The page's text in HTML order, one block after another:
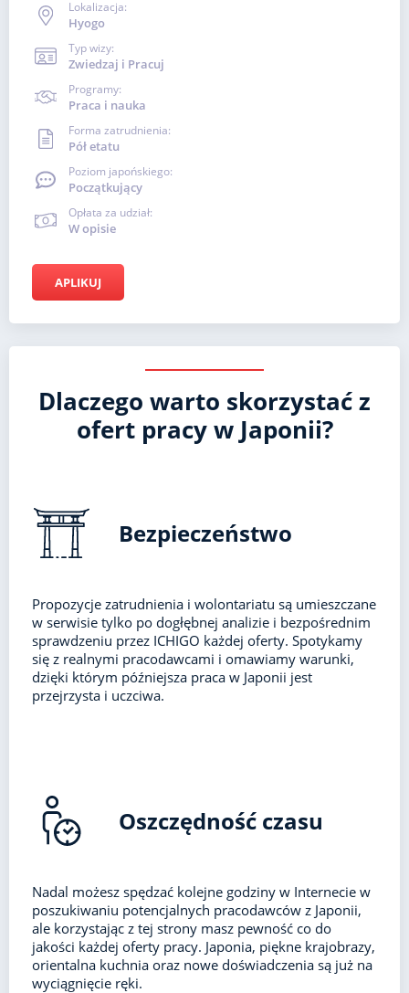
Lokalizacja:
Hyogo
Typ wizy:
Zwiedzaj i Pracuj
Programy:
Praca i nauka
Forma zatrudnienia:
Pół etatu
Poziom japońskiego:
Początkujący
Opłata za udział:
W opisie
APLIKUJ
Dlaczego warto skorzystać z
ofert pracy w Japonii?
Bezpieczeństwo
Propozycje zatrudnienia i wolontariatu są umieszczane
w serwisie tylko po dogłębnej analizie i bezpośrednim
sprawdzeniu przez ICHIGO każdej oferty. Spotykamy
się z realnymi pracodawcami i omawiamy warunki,
dzięki którym późniejsza praca w Japonii jest
przejrzysta i uczciwa.
Oszczędność czasu
Nadal możesz spędzać kolejne godziny w Internecie w
poszukiwaniu potencjalnych pracodawców z Japonii,
ale korzystając z tej strony masz pewność co do
jakości każdej oferty pracy. Japonia, piękne krajobrazy,
orientalna kuchnia oraz nowe doświadczenia są już na
wyciągnięcie ręki.